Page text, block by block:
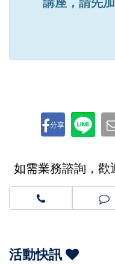
分享
如需業務諮詢，歡
活動快訊